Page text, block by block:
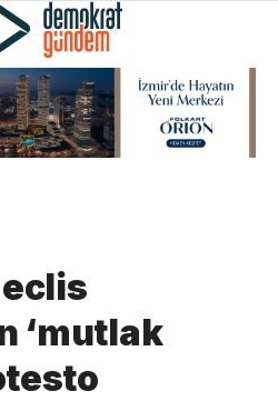
‘mutlak